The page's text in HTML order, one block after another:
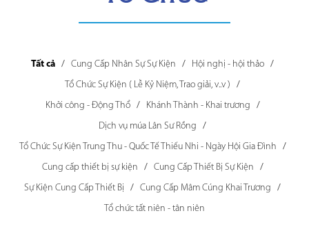
Tất cả Cung Cấp Nhân Sự Sự Kiện
Hội nghị - hội thảo
Tổ Chức Sự Kiện ( Lễ Kỷ Niệm, Trao giải, v..v )
Khởi công - Động Thổ
Khánh Thành - Khai trương
Dịch vụ múa Lân Sư Rồng
Tổ Chức Sự Kiện Trung Thu - Quốc Tế Thiếu Nhi - Ngày Hội Gia Đình
Cung cấp thiết bị sự kiện
Cung Cấp Thiết Bị Sự Kiện
Sự Kiện Cung Cấp Thiết Bị
Cung Cấp Mâm Cúng Khai Trương
Tổ chức tất niên - tân niên